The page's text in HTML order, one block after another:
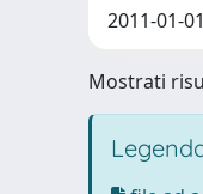
2011-01-
Mostrati